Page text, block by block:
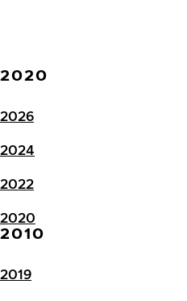
2020
2026
2024
2022
2020
2010
2019